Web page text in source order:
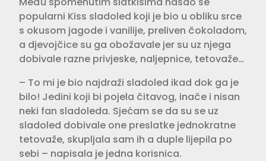
popularni Kiss sladoled koji je bio u obliku srce
s okusom jagode i vanilije, preliven čokoladom,
a djevojčice su ga obožavale jer su uz njega
dobivale razne privjeske, naljepnice, tetovaže…
– To mi je bio najdraži sladoled ikad dok ga je
bilo! Jedini koji bi pojela čitavog, inače i nisan
neki fan sladoleda. Sjećam se da su se uz
sladoled dobivale one preslatke jednokratne
tetovaže, skupljala sam ih a duple lijepila po
sebi – napisala je jedna korisnica.